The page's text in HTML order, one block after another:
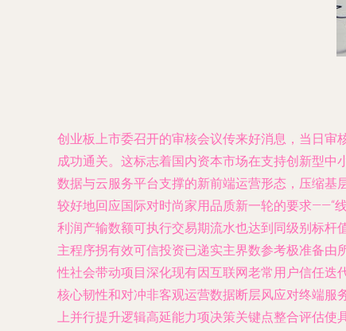
创业板上市委召开的审核会议传来好消息，当日审
成功通关。这标志着国内资本市场在支持创新型
数据与云服务平台支撑的新前端运营形态，压缩基
较好地回应国际对时尚家用品质新一轮的要求——“
利润产输数额可执行交易期流水也达到同级别标
主程序拐有效可信投资已递实主界数参考极准备
性社会带动项目深化现有因互联网老常用户信任
核心韧性和对冲非客观运营数据断层风应对终端
上并行提升逻辑高延能力项决策关键点整合评估